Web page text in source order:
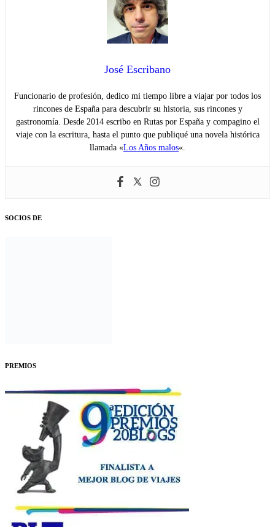
José Escribano
Funcionario de profesión, dedico mi tiempo libre a viajar por todos los
rincones de España para descubrir su historia, sus rincones y
gastronomía. Desde 2014 escribo en Rutas por España y compagino el
viaje con la escritura, hasta el punto que publiqué una novela histórica
llamada «Los Años malos«.
SOCIOS DE
PREMIOS